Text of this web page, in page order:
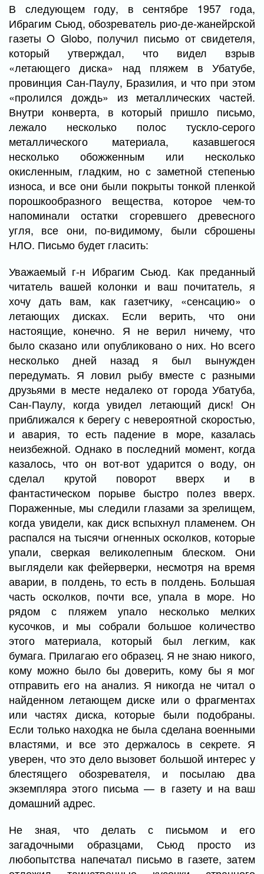
В следующем году, в сентябре 1957 года,
Ибрагим Сьюд, обозреватель рио-де-жанейрской
газеты O Globo, получил письмо от свидетеля,
который утверждал, что видел взрыв
«летающего диска» над пляжем в Убатубе,
провинция Сан-Паулу, Бразилия, и что при этом
«пролился дождь» из металлических частей.
Внутри конверта, в который пришло письмо,
лежало несколько полос тускло-серого
металлического материала, казавшегося
несколько обожженным или несколько
окисленным, гладким, но с заметной степенью
износа, и все они были покрыты тонкой пленкой
порошкообразного вещества, которое чем-то
напоминали остатки сгоревшего древесного
угля, все они, по-видимому, были сброшены
НЛО. Письмо будет гласить:
Уважаемый г-н Ибрагим Сьюд. Как преданный
читатель вашей колонки и ваш почитатель, я
хочу дать вам, как газетчику, «сенсацию» о
летающих дисках. Если верить, что они
настоящие, конечно. Я не верил ничему, что
было сказано или опубликовано о них. Но всего
несколько дней назад я был вынужден
передумать. Я ловил рыбу вместе с разными
друзьями в месте недалеко от города Убатуба,
Сан-Паулу, когда увидел летающий диск! Он
приближался к берегу с невероятной скоростью,
и авария, то есть падение в море, казалась
неизбежной. Однако в последний момент, когда
казалось, что он вот-вот ударится о воду, он
сделал крутой поворот вверх и в
фантастическом порыве быстро полез вверх.
Пораженные, мы следили глазами за зрелищем,
когда увидели, как диск вспыхнул пламенем. Он
распался на тысячи огненных осколков, которые
упали, сверкая великолепным блеском. Они
выглядели как фейерверки, несмотря на время
аварии, в полдень, то есть в полдень. Большая
часть осколков, почти все, упала в море. Но
рядом с пляжем упало несколько мелких
кусочков, и мы собрали большое количество
этого материала, который был легким, как
бумага. Прилагаю его образец. Я не знаю никого,
кому можно было бы доверить, кому бы я мог
отправить его на анализ. Я никогда не читал о
найденном летающем диске или о фрагментах
или частях диска, которые были подобраны.
Если только находка не была сделана военными
властями, и все это держалось в секрете. Я
уверен, что это дело вызовет большой интерес у
блестящего обозревателя, и посылаю два
экземпляра этого письма — в газету и на ваш
домашний адрес.
Не зная, что делать с письмом и его
загадочными образцами, Сьюд просто из
любопытства напечатал письмо в газете, затем